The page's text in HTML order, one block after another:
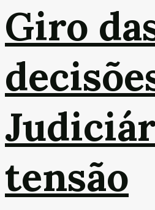
Giro
tensão